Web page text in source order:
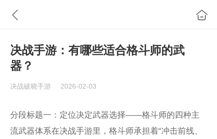
决战手游：有哪些适合格斗师的武
器？
决战破晓手游 2026-02-03
分段标题一：定位决定武器选择——格斗师的四种主
流武器体系在决战手游里，格斗师承担着“冲击前线、